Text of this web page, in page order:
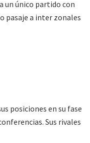
un único partido con
pasaje a inter zonales
posiciones en su fase
Sus rivales